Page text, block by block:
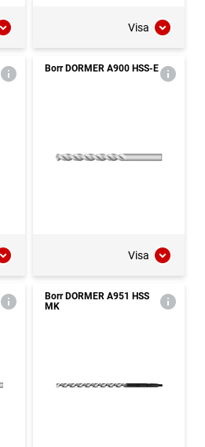
Visa
Borr DORMER A900 HSS-E
Visa
Borr DORMER A951 HSS
MK